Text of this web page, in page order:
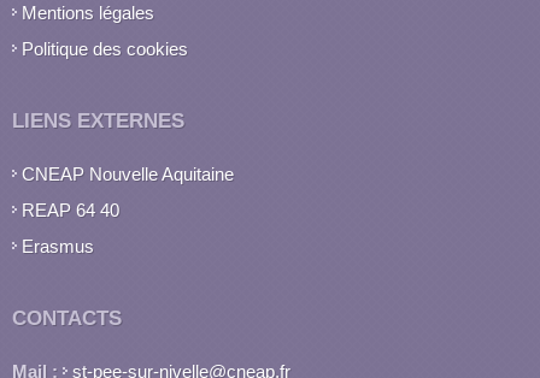
Mentions légales
Politique des cookies
LIENS EXTERNES
CNEAP Nouvelle Aquitaine
REAP 64 40
Erasmus
CONTACTS
Mail : st-pee-sur-nivelle@cneap.fr